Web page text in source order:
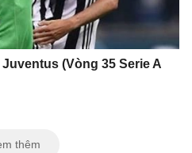
(Vòng 35 Serie A
thêm